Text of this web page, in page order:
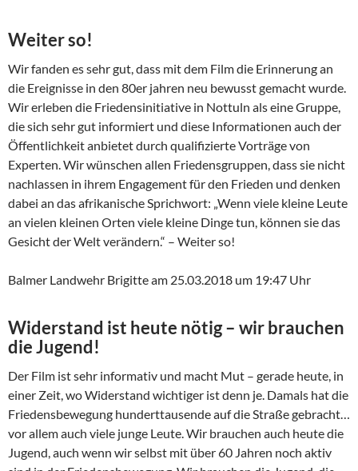
Weiter so!
Wir fanden es sehr gut, dass mit dem Film die Erinnerung an
die Ereignisse in den 80er jahren neu bewusst gemacht wurde.
Wir erleben die Friedensinitiative in Nottuln als eine Gruppe,
die sich sehr gut informiert und diese Informationen auch der
Öffentlichkeit anbietet durch qualifizierte Vorträge von
Experten. Wir wünschen allen Friedensgruppen, dass sie nicht
nachlassen in ihrem Engagement für den Frieden und denken
dabei an das afrikanische Sprichwort: „Wenn viele kleine Leute
an vielen kleinen Orten viele kleine Dinge tun, können sie das
Gesicht der Welt verändern.“ – Weiter so!
Balmer Landwehr Brigitte am 25.03.2018 um 19:47 Uhr
Widerstand ist heute nötig – wir brauchen
die Jugend!
Der Film ist sehr informativ und macht Mut – gerade heute, in
einer Zeit, wo Widerstand wichtiger ist denn je. Damals hat die
Friedensbewegung hunderttausende auf die Straße gebracht…
vor allem auch viele junge Leute. Wir brauchen auch heute die
Jugend, auch wenn wir selbst mit über 60 Jahren noch aktiv